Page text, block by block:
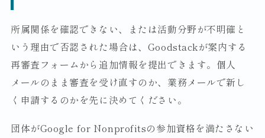
所属関係を確認できない、または活動分野が不明確と
いう理由で否認された場合は、Goodstackが案内する
再審査フォームから追加情報を提出できます。個人
メールのまま審査を受け直すのか、業務メールで新し
く申請するのかを先に決めてください。
団体がGoogle for Nonprofitsの参加資格を満たさない